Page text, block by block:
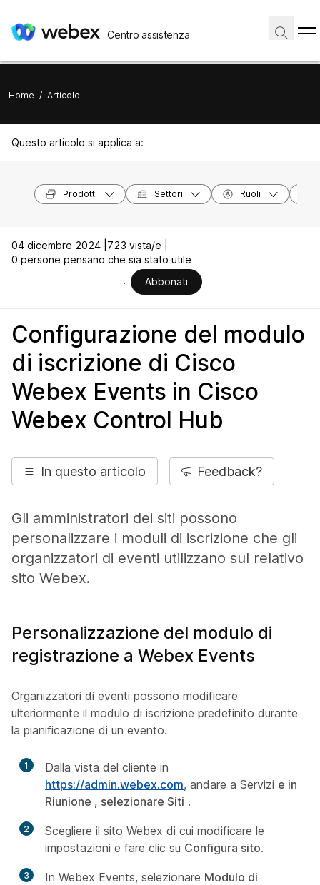
Centro assistenza
Home / Articolo
Questo articolo si applica a:
Prodotti Settori Ruoli
04 dicembre 2024 | 723 vista/e |
0 persone pensano che sia stato utile
Abbonati
Configurazione del modulo
di iscrizione di Cisco
Webex Events in Cisco
Webex Control Hub
In questo articolo Feedback?
Gli amministratori dei siti possono
personalizzare i moduli di iscrizione che gli
organizzatori di eventi utilizzano sul relativo
sito Webex.
Personalizzazione del modulo di
registrazione a Webex Events
Organizzatori di eventi possono modificare
ulteriormente il modulo di iscrizione predefinito durante
la pianificazione di un evento.
1
Dalla vista del cliente in
https://admin.webex.com, andare a Servizi e in
Riunione , selezionare Siti .
2
Scegliere il sito Webex di cui modificare le
impostazioni e fare clic su Configura sito.
3 In Webex Events, selezionare Modulo di